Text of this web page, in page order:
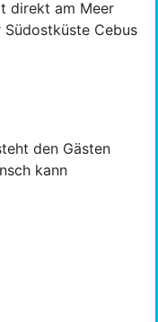
direkt am Meer
Cebus
den Gästen
kann